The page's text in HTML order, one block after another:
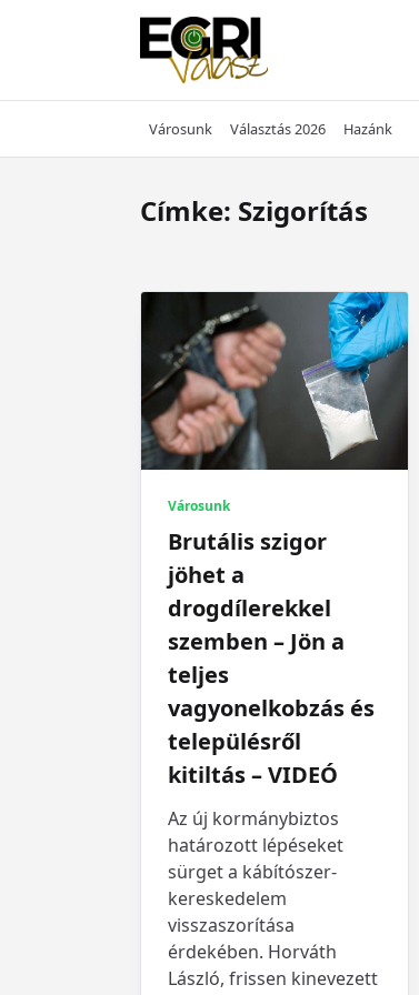
Városunk Választás 2026 Hazánk
Címke: Szigorítás
Városunk
Brutális szigor
jöhet a
drogdílerekkel
szemben – Jön a
teljes
vagyonelkobzás és
településről
kitiltás – VIDEÓ
Az új kormánybiztos
határozott lépéseket
sürget a kábítószer-
kereskedelem
visszaszorítása
érdekében. Horváth
László, frissen kinevezett